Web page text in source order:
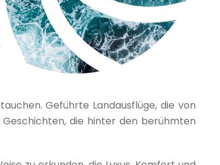
Geführte Landausflüge, die von
die hinter den berühmten